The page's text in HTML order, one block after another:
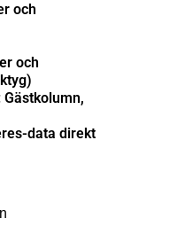
och
och
data direkt